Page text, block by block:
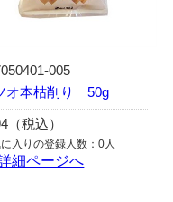
005
オ本枯削り 50g
（税込）
入りの登録人数：0人
細ページへ